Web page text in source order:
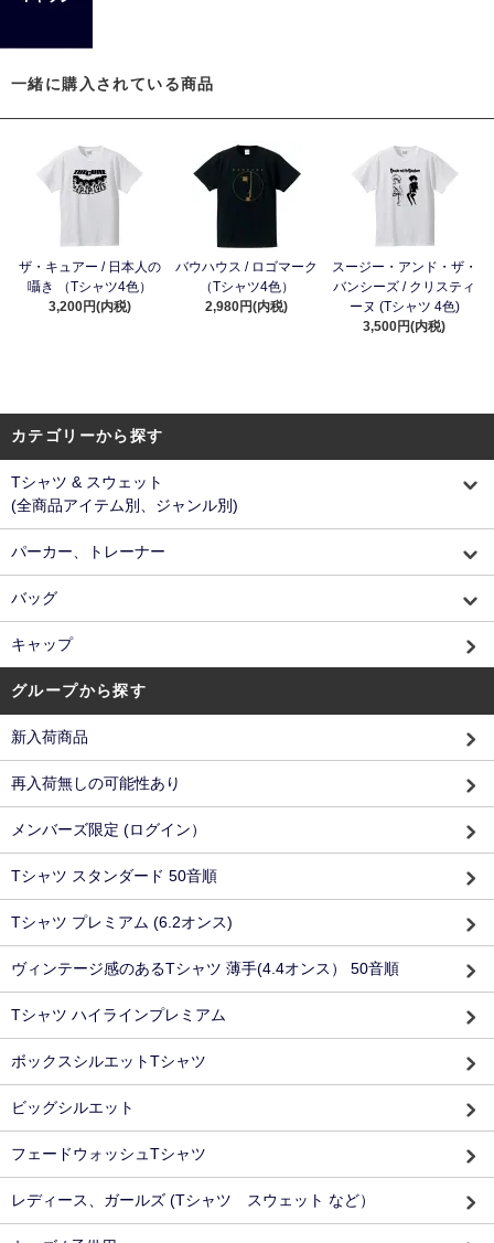
一緒に購入されている商品
ザ・キュアー / 日本人の
囁き （Tシャツ4色）
3,200円(内税)
バウハウス / ロゴマーク
（Tシャツ4色）
2,980円(内税)
スージー・アンド・ザ・
バンシーズ / クリスティ
ーヌ (Tシャツ 4色)
3,500円(内税)
カテゴリーから探す
Tシャツ & スウェット
(全商品アイテム別、ジャンル別)
パーカー、トレーナー
バッグ
キャップ
グループから探す
新入荷商品
再入荷無しの可能性あり
メンバーズ限定 (ログイン）
Tシャツ スタンダード 50音順
Tシャツ プレミアム (6.2オンス)
ヴィンテージ感のあるTシャツ 薄手(4.4オンス） 50音順
Tシャツ ハイラインプレミアム
ボックスシルエットTシャツ
ビッグシルエット
フェードウォッシュTシャツ
レディース、ガールズ (Tシャツ スウェット など）